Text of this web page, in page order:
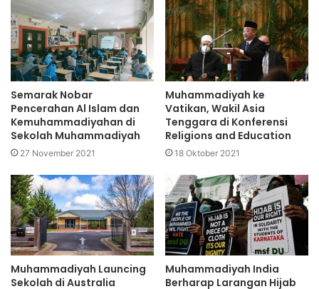
Semarak Nobar
Pencerahan Al Islam dan
Kemuhammadiyahan di
Sekolah Muhammadiyah
27 November 2021
Muhammadiyah ke
Vatikan, Wakil Asia
Tenggara di Konferensi
Religions and Education
18 Oktober 2021
Muhammadiyah Launcing
Sekolah di Australia
Muhammadiyah India
Berharap Larangan Hijab